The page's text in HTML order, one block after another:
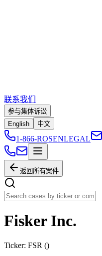
联系我们
参与集体诉讼
English
中文
1-866-ROSENLEGAL
返回所有案件
Fisker Inc.
Ticker: FSR ()